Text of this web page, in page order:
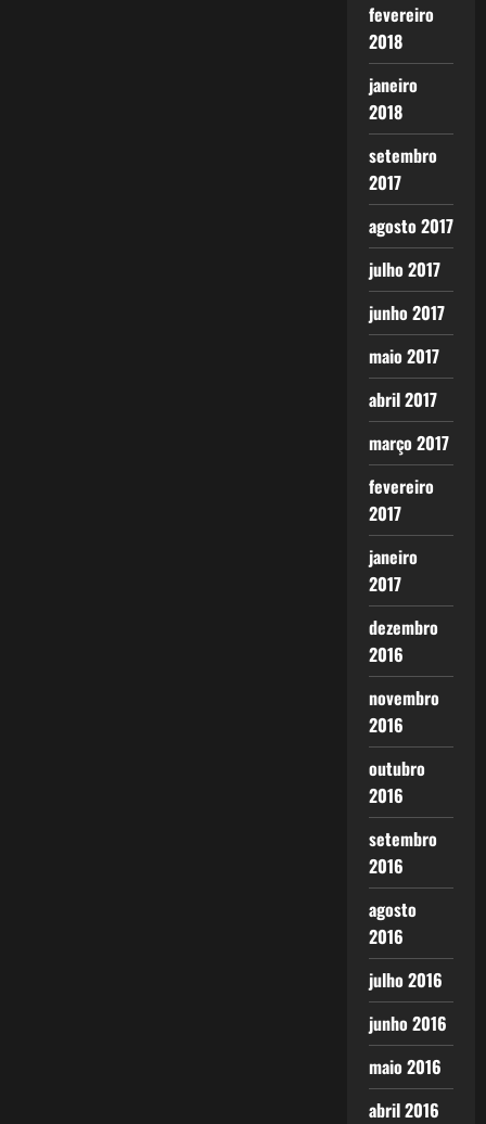
fevereiro
2018
janeiro
2018
setembro
2017
agosto 2017
julho 2017
junho 2017
maio 2017
abril 2017
março 2017
fevereiro
2017
janeiro
2017
dezembro
2016
novembro
2016
outubro
2016
setembro
2016
agosto
2016
julho 2016
junho 2016
maio 2016
abril 2016